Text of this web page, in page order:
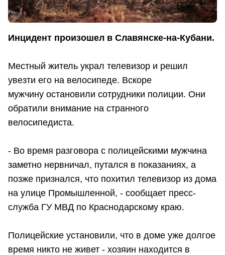
Инцидент произошел в Славянске-на-Кубани.
Местный житель украл телевизор и решил
увезти его на велосипеде. Вскоре
мужчину остановили сотрудники полиции. Они
обратили внимание на странного
велосипедиста.
- Во время разговора с полицейскими мужчина
заметно нервничал, путался в показаниях, а
позже признался, что похитил телевизор из дома
на улице Промышленной, - сообщает пресс-
служба ГУ МВД по Краснодарскому краю.
Полицейские установили, что в доме уже долгое
время никто не живет - хозяин находится в